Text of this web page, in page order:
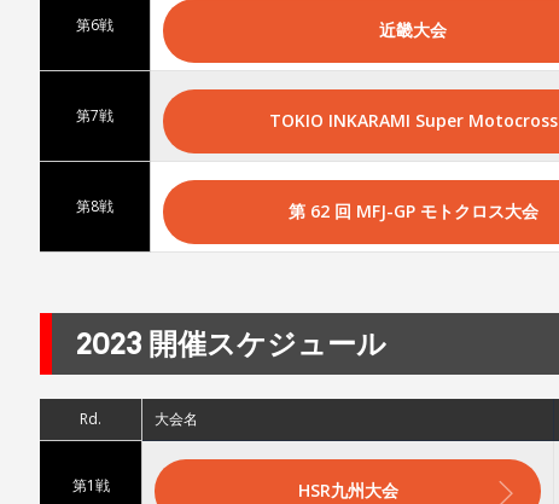
第6戦 近畿大会
第7戦 TOKIO INKARAMI Super Motocross
第8戦 第 62 回 MFJ-GP モトクロス大会
2023 開催スケジュール
Rd. 大会名
第1戦 HSR九州大会